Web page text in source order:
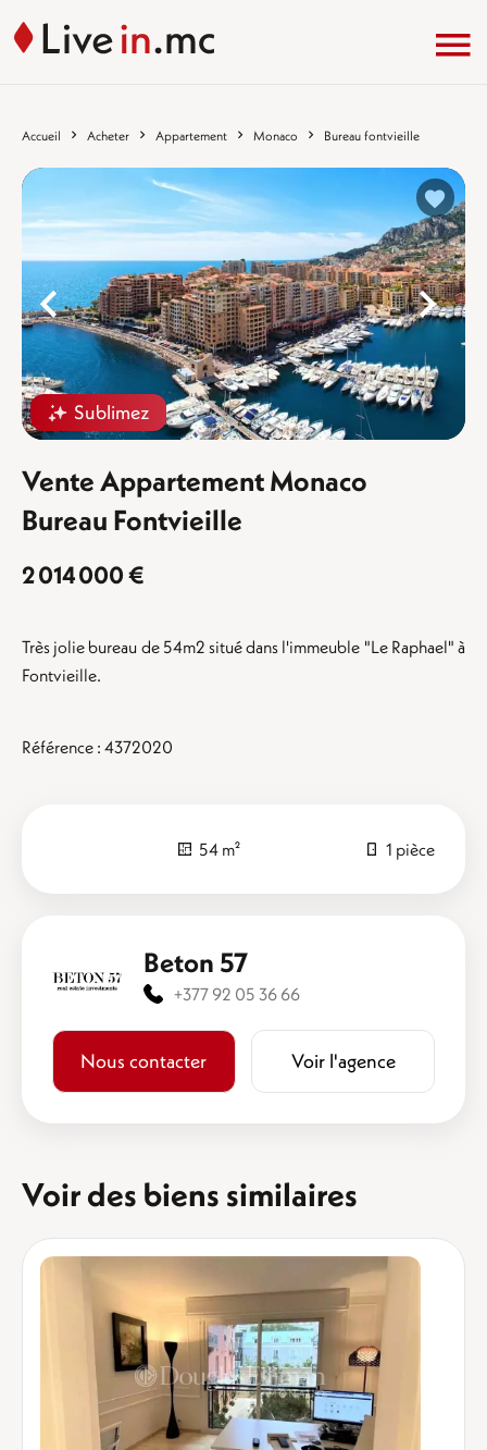
Accueil Acheter Appartement Monaco Bureau fontvieille
Sublimez
%}
Vente Appartement Monaco
Bureau Fontvieille
2 014 000 €
Très jolie bureau de 54m2 situé dans l'immeuble "Le Raphael" à
Fontvieille.
Référence : 4372020
54 m² 1 pièce
Beton 57
+377 92 05 36 66
Nous contacter Voir l'agence
Voir des biens similaires